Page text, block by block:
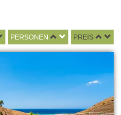
PERSONEN PREIS